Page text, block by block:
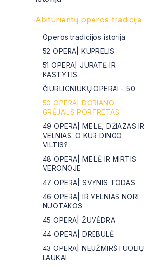
Abiturientų operos tradicija
Operos tradicijos istorija
52 OPERA| KUPRELIS
51 OPERA| JŪRATĖ IR
KASTYTIS
ČIURLIONIUKŲ OPERAI - 50
50 OPERA| DORIANO
GRĖJAUS PORTRETAS
49 OPERA| MEILĖ, DŽIAZAS IR
VELNIAS. O KUR DINGO
VILTIS?
48 OPERA| MEILĖ IR MIRTIS
VERONOJE
47 OPERA| SVYNIS TODAS
46 OPERA| IR VELNIAS NORI
NUOTAKOS
45 OPERA| ŽUVĖDRA
44 OPERA| DREBULĖ
43 OPERA| NEUŽMIRŠTUOLIŲ
LAUKAI